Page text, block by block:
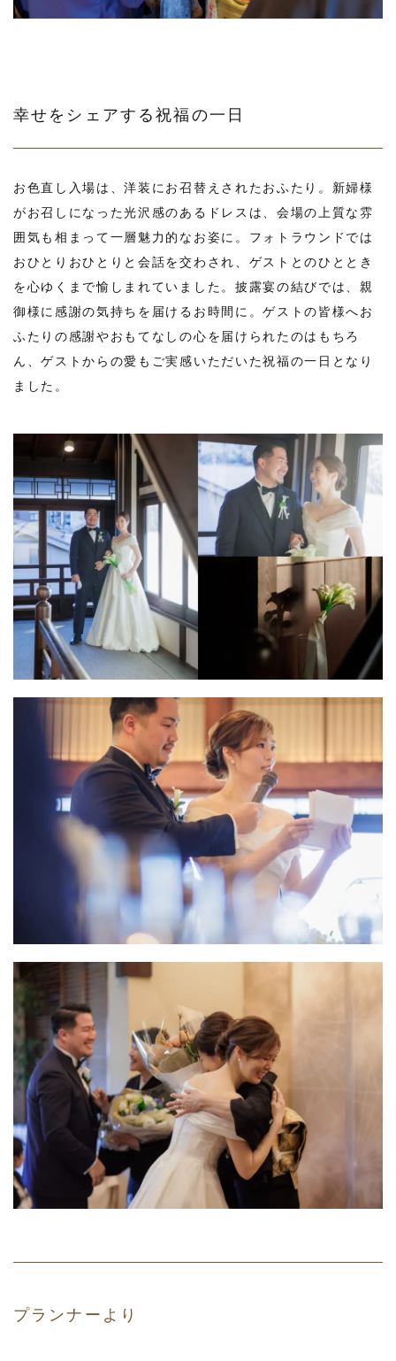
幸せをシェアする祝福の一日
お色直し入場は、洋装にお召替えされたおふたり。新婦様
がお召しになった光沢感のあるドレスは、会場の上質な雰
囲気も相まって一層魅力的なお姿に。フォトラウンドでは
おひとりおひとりと会話を交わされ、ゲストとのひととき
を心ゆくまで愉しまれていました。披露宴の結びでは、親
御様に感謝の気持ちを届けるお時間に。ゲストの皆様へお
ふたりの感謝やおもてなしの心を届けられたのはもちろ
ん、ゲストからの愛もご実感いただいた祝福の一日となり
ました。
プランナーより